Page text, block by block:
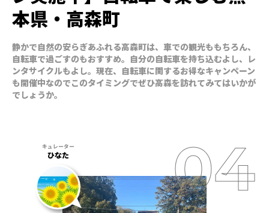
本県・高森町
静かで自然の安らぎあふれる高森町は、車での観光ももちろん、
自転車で過ごすのもおすすめ。自分の自転車を持ち込むよし、レ
ンタサイクルもよし。現在、自転車に関するお得なキャンペーン
も開催中なのでこのタイミングでぜひ高森を訪れてみてはいかが
でしょうか。
ひなた